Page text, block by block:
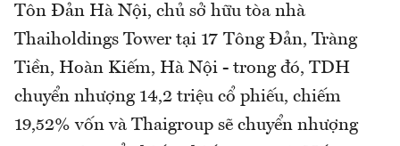
Tôn Đản Hà Nội, chủ sở hữu tòa nhà
Thaiholdings Tower tại 17 Tông Đản, Tràng
Tiền, Hoàn Kiếm, Hà Nội - trong đó, TDH
chuyển nhượng 14,2 triệu cổ phiếu, chiếm
19,52% vốn và Thaigroup sẽ chuyển nhượng